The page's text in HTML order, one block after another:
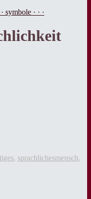
, sprachlichesmensch,